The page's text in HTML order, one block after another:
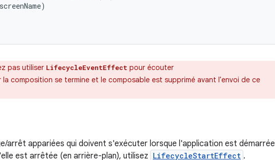
screenName)
pas utiliser LifecycleEventEffect pour écouter
la composition se termine et le composable est supprimé avant l'envoi de ce
arrêt appariées qui doivent s'exécuter lorsque l'application est démarrée
est arrêtée (en arrière-plan), utilisez LifecycleStartEffect .